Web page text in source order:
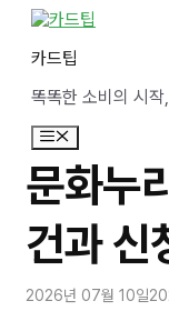
카드팁
똑똑한 소비의 시작
메
뉴
문화누
건과 신
2026년 07월 10일